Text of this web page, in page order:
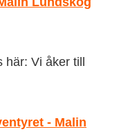
Vi åker till
- Malin